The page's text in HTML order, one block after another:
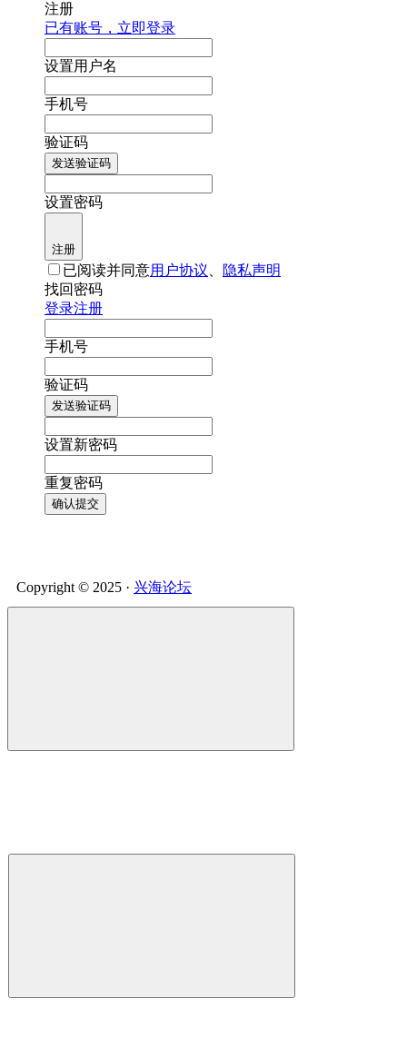
注册
已有账号，立即登录
设置用户名
手机号
验证码
发送验证码
设置密码
注册
已阅读并同意用户协议
隐私声明
找回密码
登录注册
手机号
验证码
发送验证码
设置新密码
重复密码
确认提交
Copyright © 2025 · 兴海论坛